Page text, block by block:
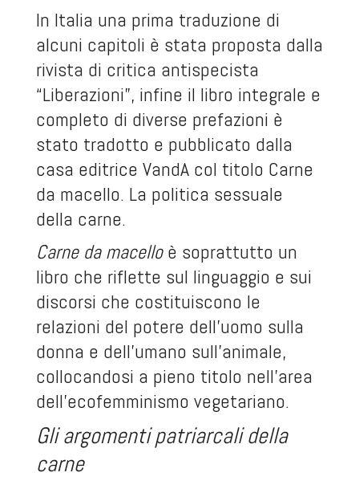
In Italia una prima traduzione di
alcuni capitoli è stata proposta dalla
rivista di critica antispecista
“Liberazioni”, infine il libro integrale e
completo di diverse prefazioni è
stato tradotto e pubblicato dalla
casa editrice VandA col titolo Carne
da macello. La politica sessuale
della carne.
Carne da macelloè soprattutto un
libro che riflette sul linguaggio e sui
discorsi che costituiscono le
relazioni del potere dell’uomo sulla
donna e dell’umano sull’animale,
collocandosi a pieno titolo nell’area
dell’ecofemminismo vegetariano.
Gli argomenti patriarcali della
carne